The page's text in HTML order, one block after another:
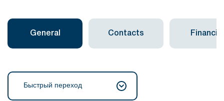
General Contacts Financial
Быстрый переход